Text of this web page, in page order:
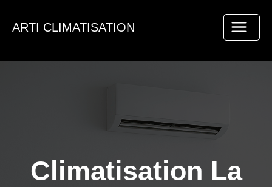
ARTI CLIMATISATION
Climatisation La